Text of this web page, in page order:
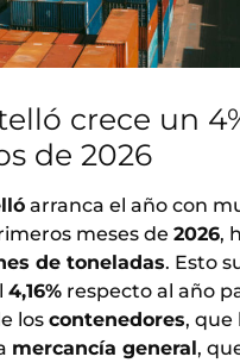
crece un
de 2026
arranca el año con
meses de 2026,
de toneladas. Esto
4,16% respecto al año
los contenedores, que
mercancía general,